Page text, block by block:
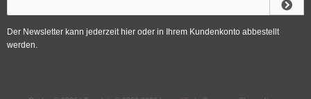
Der Newsletter kann jederzeit hier oder in Ihrem Kundenkonto abbestellt
werden.